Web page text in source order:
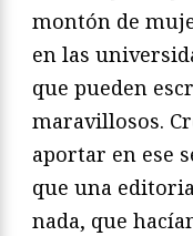
montón de
en las
que pueden
maravillosos.
aportar en ese
que una
nada, que